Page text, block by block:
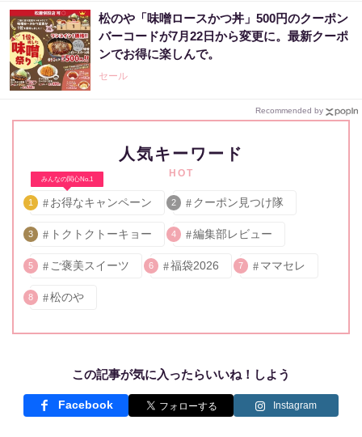
松のや「味噌ロースかつ丼」500円のクーポン
バーコードが7月22日から変更に。最新クーポ
ンでお得に楽しんで。
セール
Recommended by
人気キーワード
HOT
みんなの関心No.1
1 お得なキャンペーン 2 クーポン見つけ隊
3 トクトクトーキョー 4 編集部レビュー
5 ご褒美スイーツ 6 福袋2026 7 ママセレ
8 松のや
この記事が気に入ったらいいね！しよう
Facebook Instagram